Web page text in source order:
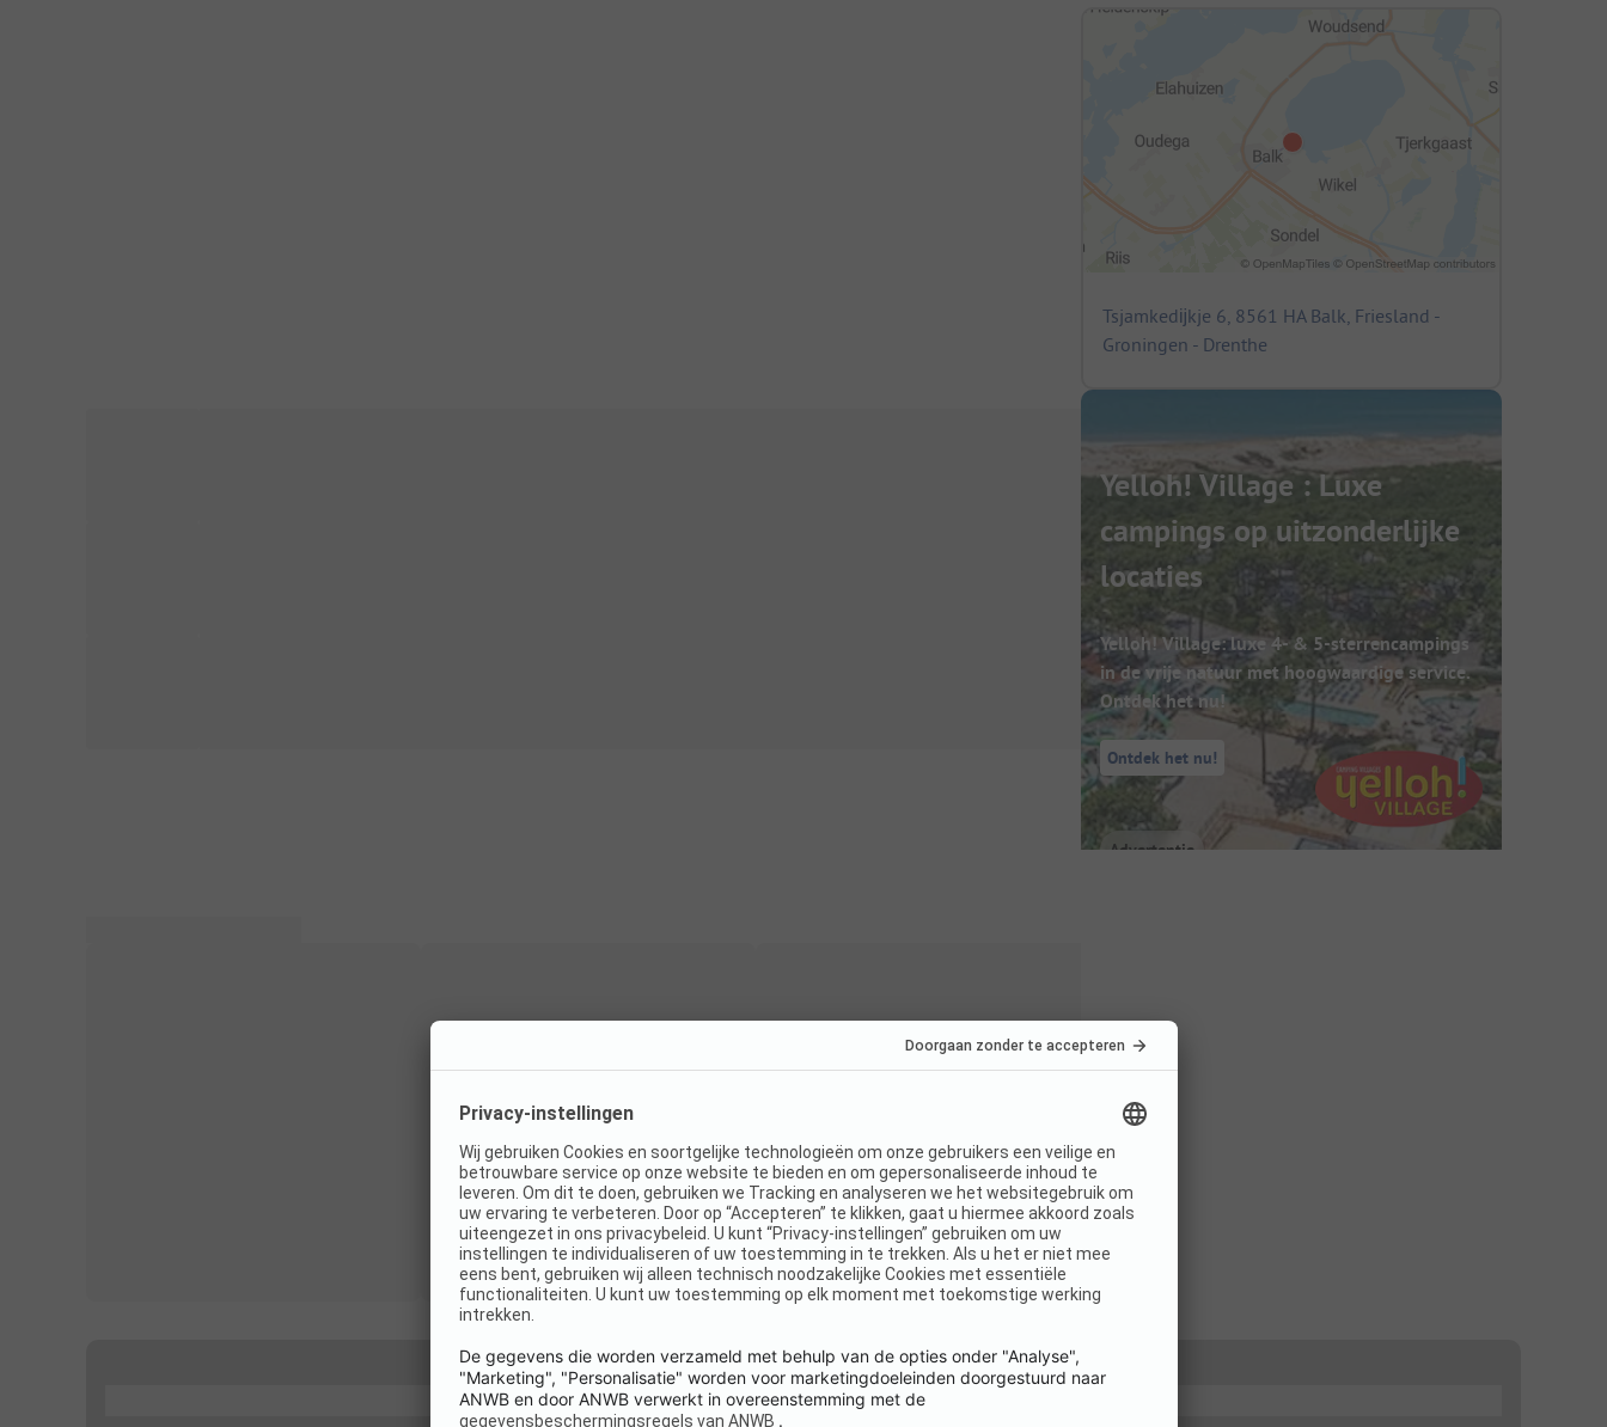
Tsjamkedĳkje 6, 8561 HA Balk, Friesland -
Groningen - Drenthe
Yelloh! Village : Luxe
campings op uitzonderlijke
locaties
Yelloh! Village: luxe 4- & 5-sterrencampings
in de vrije natuur met hoogwaardige service.
Ontdek het nu!
Ontdek het nu!